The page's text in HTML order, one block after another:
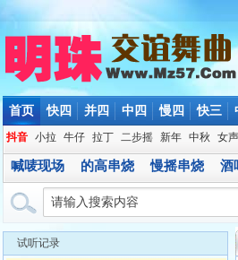
首页 快四 并四 中四 慢四 快三
抖音 小拉 牛仔 拉丁 二步摇 新年 中秋 女声
喊唛现场 的高串烧 慢摇串烧 酒
试听记录